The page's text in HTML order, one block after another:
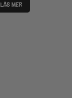
LÄS MER